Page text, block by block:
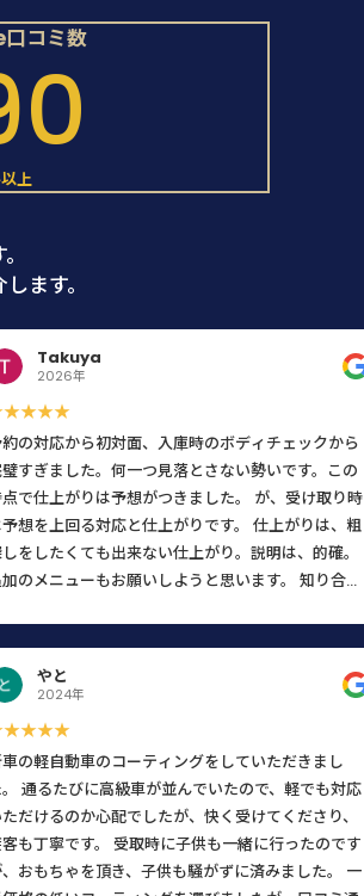
コミ数
上
ます。
Takuya
2026年
の対応から初対面、入庫時のボディチェックから
すぎました。何一つ見落とさない勢いです。この
で仕上がりは予想がつきました。 が、受け取り時
想を上回る対応と仕上がりです。 仕上がりは、粗
をしたくても出来ない仕上がり。説明は、的確。
のメニューもお願いしようと思います。 知り合い
やと
2024年
の軽自動車のコーティングをしていただきまし
通るたびに高級車が並んでいたので、軽でも対応
だけるのか心配でしたが、快く受けてくださり、
も丁寧です。 受取時に子供も一緒に行ったのです
おもちゃを頂き、子供も騒がずに済みました。 一